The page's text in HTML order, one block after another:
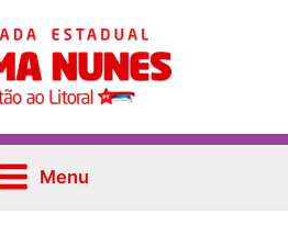
Menu